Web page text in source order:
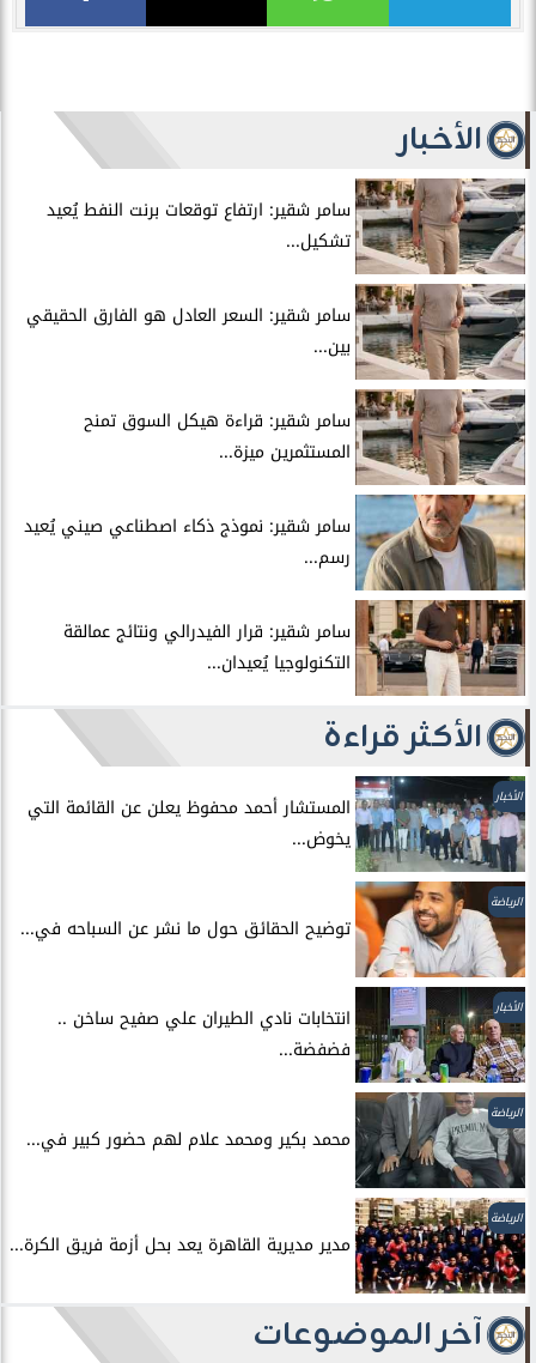
الأخبار
سامر شقير: ارتفاع توقعات برنت النفط يُعيد
تشكيل...
سامر شقير: السعر العادل هو الفارق الحقيقي
بين...
سامر شقير: قراءة هيكل السوق تمنح
المستثمرين ميزة...
سامر شقير: نموذج ذكاء اصطناعي صيني يُعيد
رسم...
سامر شقير: قرار الفيدرالي ونتائج عمالقة
التكنولوجيا يُعيدان...
الأكثر قراءة
الأخبار
المستشار أحمد محفوظ يعلن عن القائمة التي
يخوض...
الرياضة
توضيح الحقائق حول ما نشر عن السباحه في...
الأخبار
انتخابات نادي الطيران علي صفيح ساخن ..
فضفضة...
الرياضة
محمد بكير ومحمد علام لهم حضور كبير في...
الرياضة
مدير مديرية القاهرة يعد بحل أزمة فريق الكرة...
آخر الموضوعات